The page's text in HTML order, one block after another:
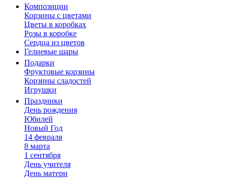
Композиции
Корзины с цветами
Цветы в коробках
Розы в коробке
Сердца из цветов
Гелиевые шары
Подарки
Фруктовые корзины
Корзины сладостей
Игрушки
Праздники
День рождения
Юбилей
Новый Год
14 февраля
8 марта
1 сентября
День учителя
День матери